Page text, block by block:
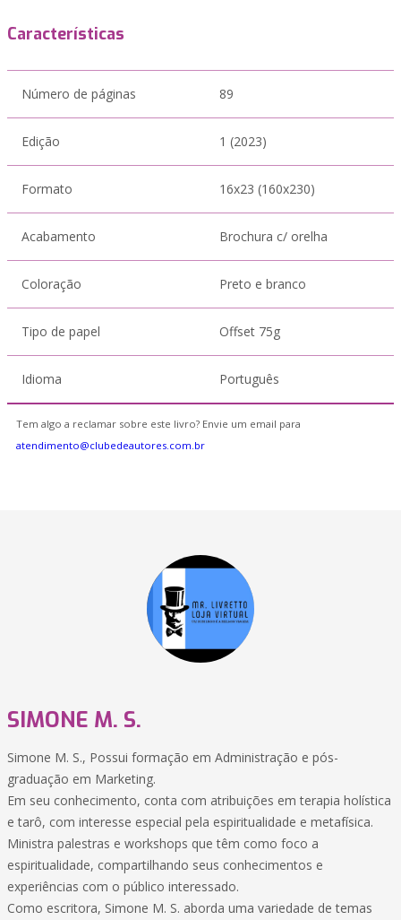
Características
Número de páginas 89
Edição 1 (2023)
Formato 16x23 (160x230)
Acabamento Brochura c/ orelha
Coloração Preto e branco
Tipo de papel Offset 75g
Idioma Português
Tem algo a reclamar sobre este livro? Envie um email para
atendimento@clubedeautores.com.br
SIMONE M. S.
Simone M. S., Possui formação em Administração e pós-
graduação em Marketing.
Em seu conhecimento, conta com atribuições em terapia holística
e tarô, com interesse especial pela espiritualidade e metafísica.
Ministra palestras e workshops que têm como foco a
espiritualidade, compartilhando seus conhecimentos e
experiências com o público interessado.
Como escritora, Simone M. S. aborda uma variedade de temas